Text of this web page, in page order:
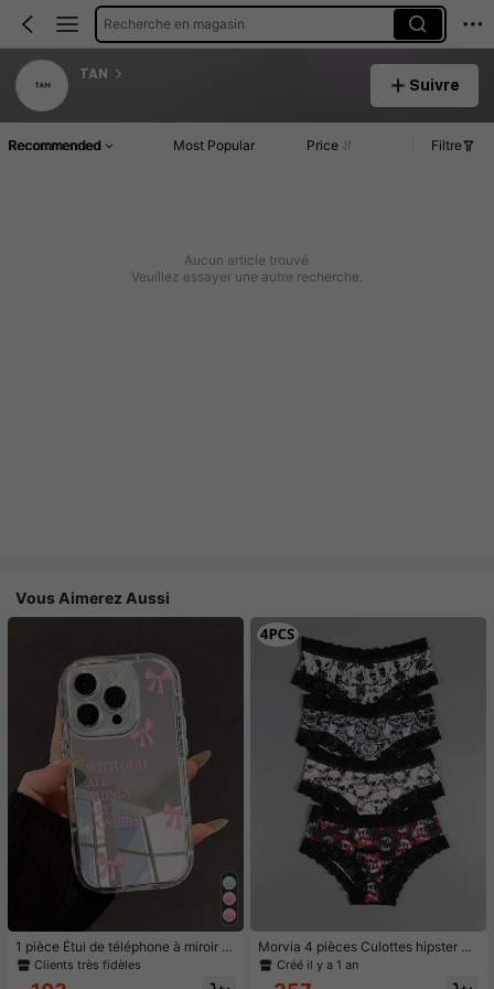
Recherche en magasin
TAN
Suivre
Recommended Most Popular Price Filtre
Aucun article trouvé
Veuillez essayer une autre recherche.
Vous Aimerez Aussi
1 pièce Étui de téléphone à miroir ro
se minimaliste, style fille avec motif
Clients très fidèles
Morvia 4 pièces Culottes hipster en
dentelle contrastée gothique, Culot
Créé il y a 1 an